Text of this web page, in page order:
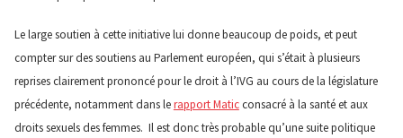
Le large soutien à cette initiative lui donne beaucoup de poids, et peut
compter sur des soutiens au Parlement européen, qui s’était à plusieurs
reprises clairement prononcé pour le droit à l’IVG au cours de la législature
précédente, notamment dans lerapport Maticconsacré à la santé et aux
droits sexuels des femmes. Il est donc très probable qu’une suite politique